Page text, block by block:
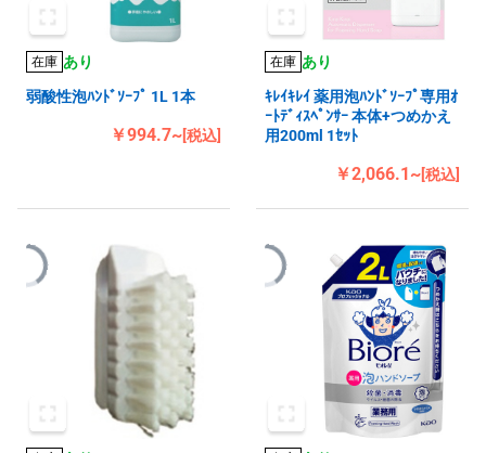
在庫 あり
弱酸性泡ﾊﾝﾄﾞｿｰﾌﾟ 1L 1本
￥994.7~[税込]
在庫 あり
ｷﾚｲｷﾚｲ 薬用泡ﾊﾝﾄﾞｿｰﾌﾟ専用ｵ
ｰﾄﾃﾞｨｽﾍﾟﾝｻｰ 本体+つめかえ
用200ml 1ｾｯﾄ
￥2,066.1~[税込]